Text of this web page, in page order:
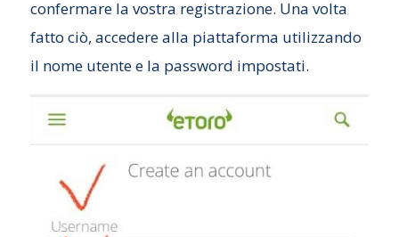
confermare la vostra registrazione. Una volta
fatto ciò, accedere alla piattaforma utilizzando
il nome utente e la password impostati.